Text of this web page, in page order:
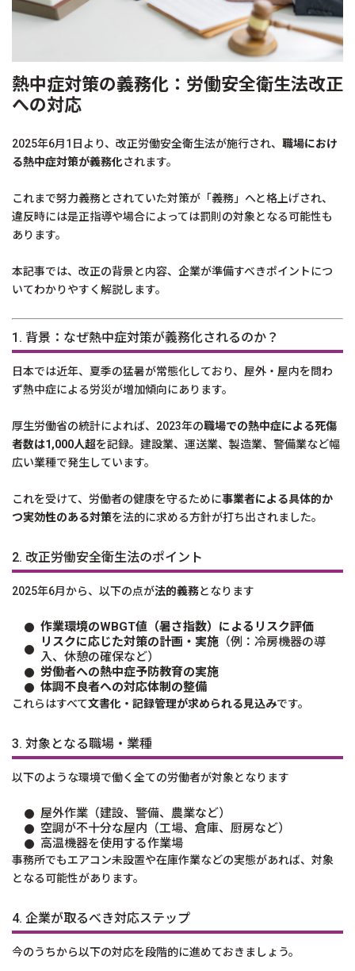
熱中症対策の義務化：労働安全衛生法改正
への対応
2025年6月1日より、改正労働安全衛生法が施行され、 職場におけ
る熱中症対策が義務化されます。
これまで努力義務とされていた対策が「義務」へと格上げされ、
違反時には是正指導や場合によっては罰則の対象となる可能性も
あります。
本記事では、改正の背景と内容、企業が準備すべきポイントにつ
いてわかりやすく解説します。
1. 背景：なぜ熱中症対策が義務化されるのか？
日本では近年、夏季の猛暑が常態化しており、屋外・屋内を問わ
ず熱中症による労災が増加傾向にあります。
厚生労働省の統計によれば、2023年の職場での熱中症による死傷
者数は1,000人超を記録。建設業、運送業、製造業、警備業など幅
広い業種で発生しています。
これを受けて、労働者の健康を守るために事業者による具体的か
つ実効性のある対策を法的に求める方針が打ち出されました。
2. 改正労働安全衛生法のポイント
2025年6月から、以下の点が法的義務となります
作業環境のWBGT値（暑さ指数）によるリスク評価
リスクに応じた対策の計画・実施 （例：冷房機器の導
入、休憩の確保など）
労働者への熱中症予防教育の実施
体調不良者への対応体制の整備
これらはすべて文書化・記録管理が求められる見込みです。
3. 対象となる職場・業種
以下のような環境で働く全ての労働者が対象となります
屋外作業（建設、警備、農業など）
空調が不十分な屋内（工場、倉庫、厨房など）
高温機器を使用する作業場
事務所でもエアコン未設置や在庫作業などの実態があれば、対象
となる可能性があります。
4. 企業が取るべき対応ステップ
今のうちから以下の対応を段階的に進めておきましょう。